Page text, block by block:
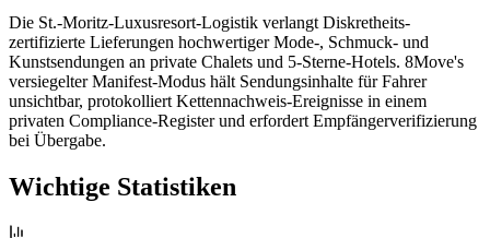
Die St.-Moritz-Luxusresort-Logistik verlangt Diskretheits-
zertifizierte Lieferungen hochwertiger Mode-, Schmuck- und
Kunstsendungen an private Chalets und 5-Sterne-Hotels. 8Move's
versiegelter Manifest-Modus hält Sendungsinhalte für Fahrer
unsichtbar, protokolliert Kettennachweis-Ereignisse in einem
privaten Compliance-Register und erfordert Empfängerverifizierung
bei Übergabe.
Wichtige Statistiken